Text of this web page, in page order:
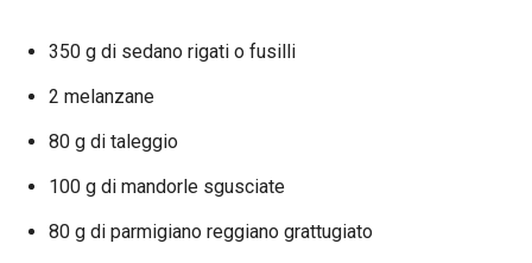
350 g di sedano rigati o fusilli
2 melanzane
80 g di taleggio
100 g di mandorle sgusciate
80 g di parmigiano reggiano grattugiato